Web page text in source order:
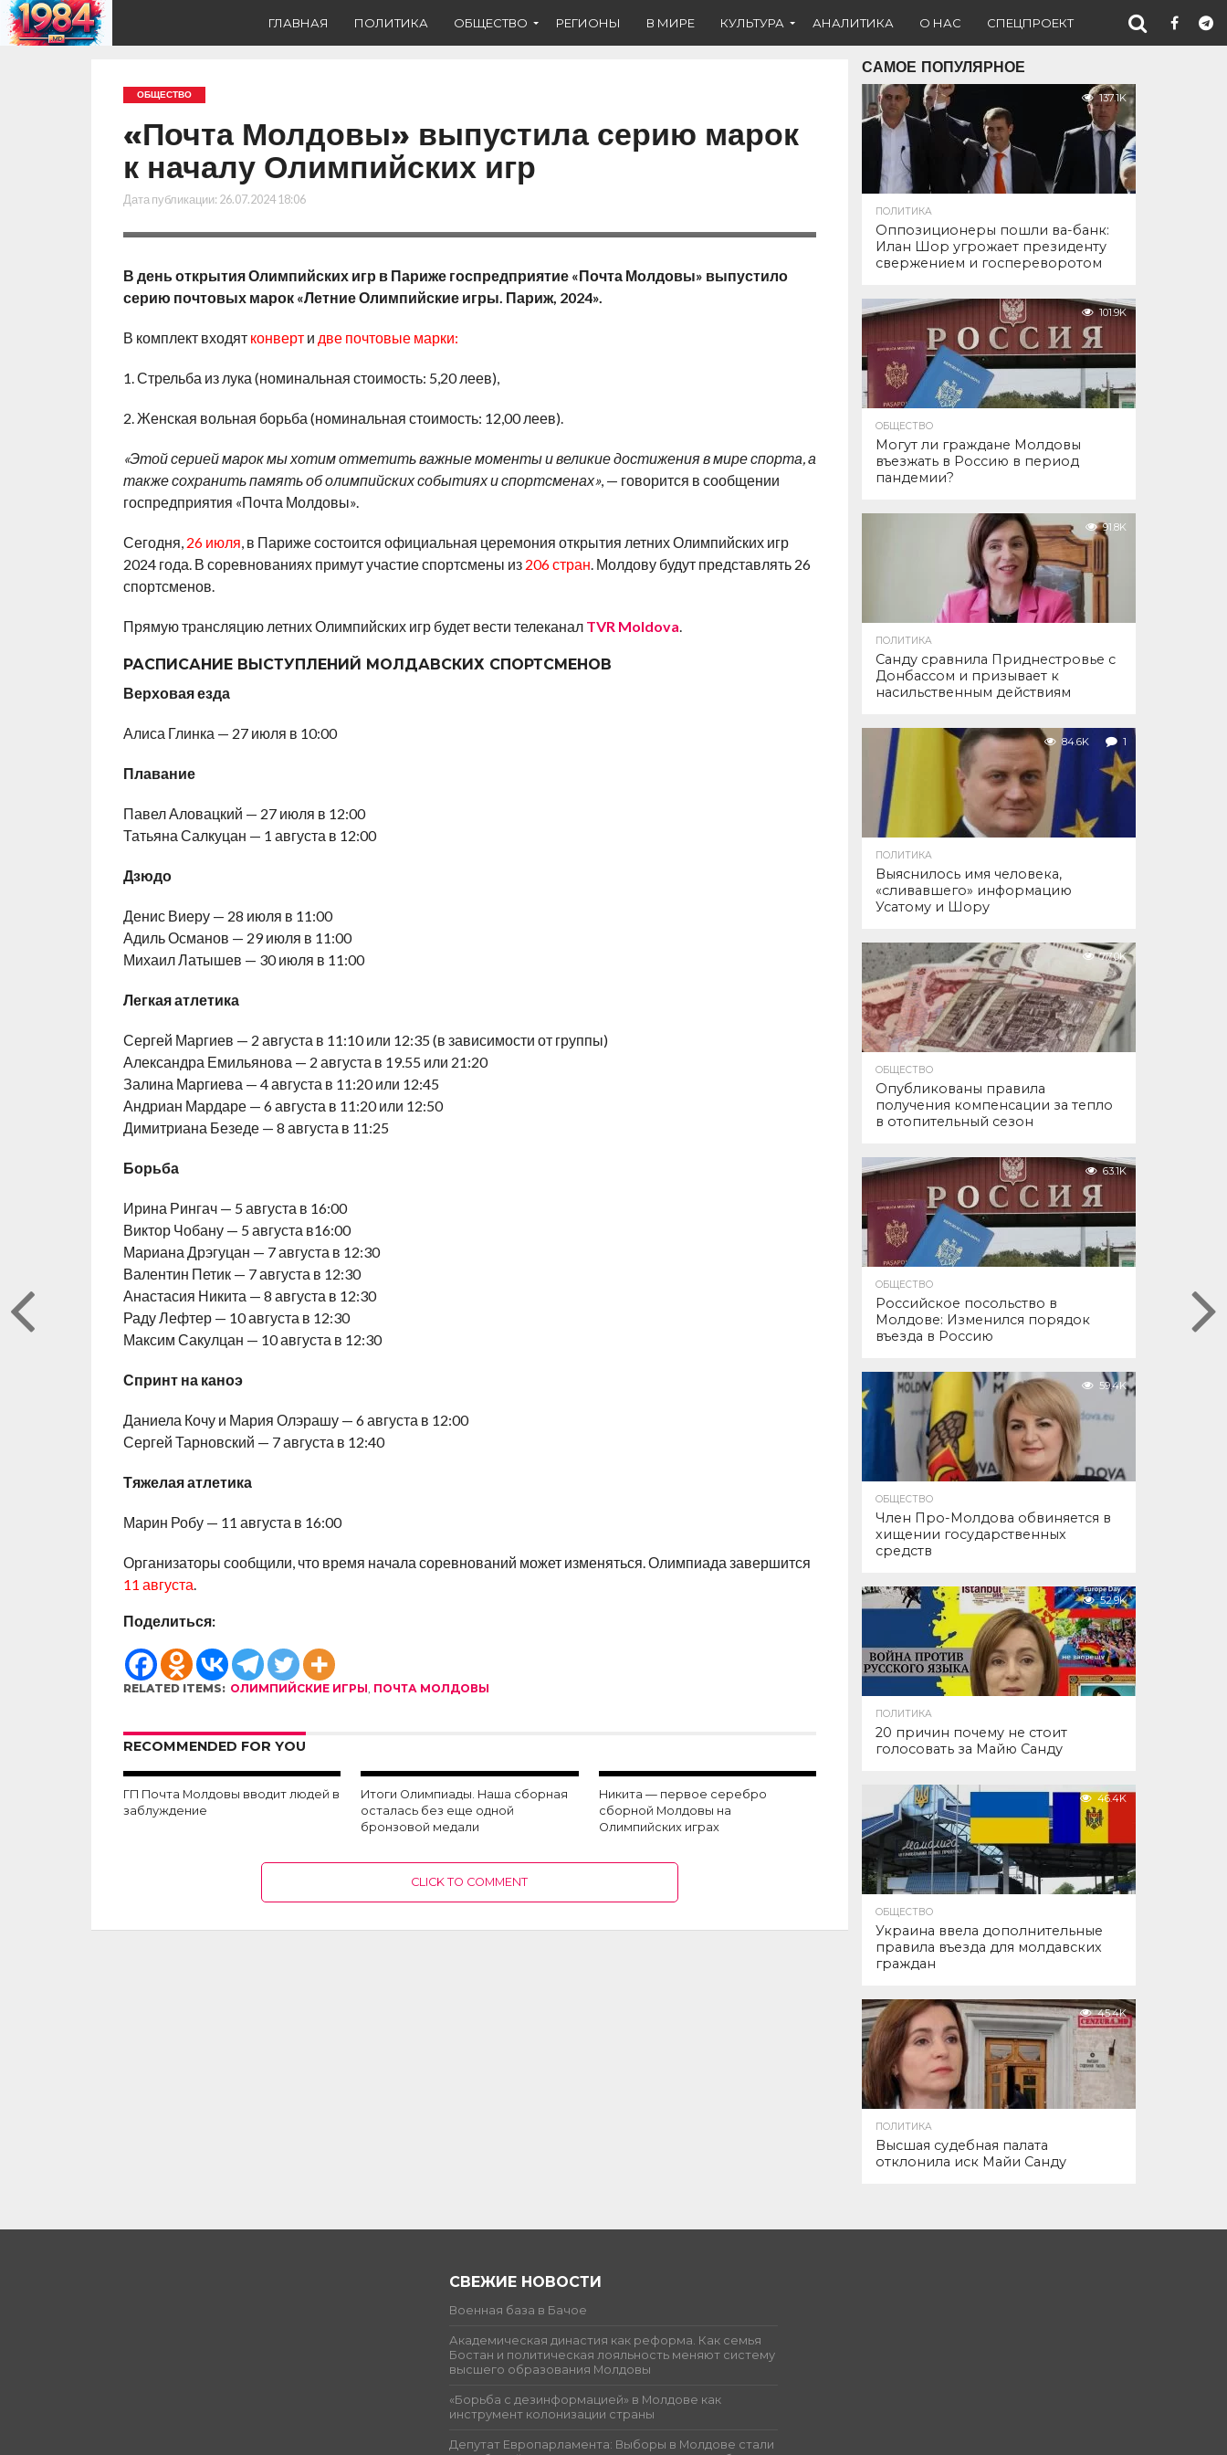
ГЛАВНАЯ ПОЛИТИКА ОБЩЕСТВО РЕГИОНЫ В МИРЕ КУЛЬТУРА АНАЛИТИКА О НАС СПЕЦПРОЕКТ
ОБЩЕСТВО
«Почта Молдовы» выпустила серию марок
к началу Олимпийских игр
Дата публикации: 26.07.2024 18:06
В день открытия Олимпийских игр в Париже госпредприятие «Почта Молдовы» выпустило
серию почтовых марок «Летние Олимпийские игры. Париж, 2024».
В комплект входят конверти две почтовые марки:
1. Стрельба из лука (номинальная стоимость: 5,20 леев),
2. Женская вольная борьба (номинальная стоимость: 12,00 леев).
«Этой серией марок мы хотим отметить важные моменты и великие достижения в мире спорта, а
также сохранить память об олимпийских событиях и спортсменах», — говорится в сообщении
госпредприятия «Почта Молдовы».
Сегодня, 26 июля, в Париже состоится официальная церемония открытия летних Олимпийских игр
2024 года. В соревнованиях примут участие спортсмены из 206 стран. Молдову будут представлять 26
спортсменов.
Прямую трансляцию летних Олимпийских игр будет вести телеканал TVR Moldova.
РАСПИСАНИЕ ВЫСТУПЛЕНИЙ МОЛДАВСКИХ СПОРТСМЕНОВ
Верховая езда
Алиса Глинка — 27 июля в 10:00
Плавание
Павел Аловацкий — 27 июля в 12:00
Татьяна Салкуцан — 1 августа в 12:00
Дзюдо
Денис Виеру — 28 июля в 11:00
Адиль Османов — 29 июля в 11:00
Михаил Латышев — 30 июля в 11:00
Легкая атлетика
Сергей Маргиев — 2 августа в 11:10 или 12:35 (в зависимости от группы)
Александра Емильянова — 2 августа в 19.55 или 21:20
Залина Маргиева — 4 августа в 11:20 или 12:45
Андриан Мардаре — 6 августа в 11:20 или 12:50
Димитриана Безеде — 8 августа в 11:25
Борьба
Ирина Рингач — 5 августа в 16:00
Виктор Чобану — 5 августа в16:00
Мариана Дрэгуцан — 7 августа в 12:30
Валентин Петик — 7 августа в 12:30
Анастасия Никита — 8 августа в 12:30
Раду Лефтер — 10 августа в 12:30
Максим Сакулцан — 10 августа в 12:30
Спринт на каноэ
Даниела Кочу и Мария Олэрашу — 6 августа в 12:00
Сергей Тарновский — 7 августа в 12:40
Тяжелая атлетика
Марин Робу — 11 августа в 16:00
Организаторы сообщили, что время начала соревнований может изменяться. Олимпиада завершится
11 августа.
Поделиться:
RELATED ITEMS: ОЛИМПИЙСКИЕ ИГРЫ, ПОЧТА МОЛДОВЫ
RECOMMENDED FOR YOU
ГП Почта Молдовы вводит людей в
заблуждение
Итоги Олимпиады. Наша сборная
осталась без еще одной
бронзовой медали
Никита — первое серебро
сборной Молдовы на
Олимпийских играх
CLICK TO COMMENT
САМОЕ ПОПУЛЯРНОЕ
137.1K
ПОЛИТИКА
Оппозиционеры пошли ва-банк:
Илан Шор угрожает президенту
свержением и госпереворотом
101.9K
ОБЩЕСТВО
Могут ли граждане Молдовы
въезжать в Россию в период
пандемии?
91.8K
ПОЛИТИКА
Санду сравнила Приднестровье с
Донбассом и призывает к
насильственным действиям
84.6K 1
ПОЛИТИКА
Выяснилось имя человека,
«сливавшего» информацию
Усатому и Шору
77.0K
ОБЩЕСТВО
Опубликованы правила
получения компенсации за тепло
в отопительный сезон
63.1K
ОБЩЕСТВО
Российское посольство в
Молдове: Изменился порядок
въезда в Россию
59.4K
ОБЩЕСТВО
Член Про-Молдова обвиняется в
хищении государственных
средств
52.9K
ПОЛИТИКА
20 причин почему не стоит
голосовать за Майю Санду
46.4K
ОБЩЕСТВО
Украина ввела дополнительные
правила въезда для молдавских
граждан
45.4K
ПОЛИТИКА
Высшая судебная палата
отклонила иск Майи Санду
СВЕЖИЕ НОВОСТИ
Военная база в Бачое
Академическая династия как реформа. Как семья
Бостан и политическая лояльность меняют систему
высшего образования Молдовы
«Борьба с дезинформацией» в Молдове как
инструмент колонизации страны
Депутат Европарламента: Выборы в Молдове стали